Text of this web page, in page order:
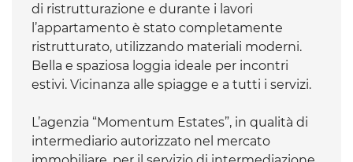
di ristrutturazione e durante i lavori
l’appartamento è stato completamente
ristrutturato, utilizzando materiali moderni.
Bella e spaziosa loggia ideale per incontri
estivi. Vicinanza alle spiagge e a tutti i servizi.
L’agenzia “Momentum Estates”, in qualità di
intermediario autorizzato nel mercato